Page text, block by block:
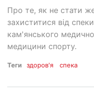
Про те, як не стати
захиститися від
кам'янського
медицини спорту.
Теги здоров'я спека